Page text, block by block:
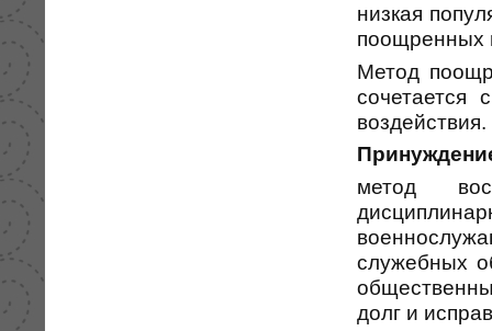
низкая
поощренных
Метод
сочетается
воздействия.
метод
служебных
долг и